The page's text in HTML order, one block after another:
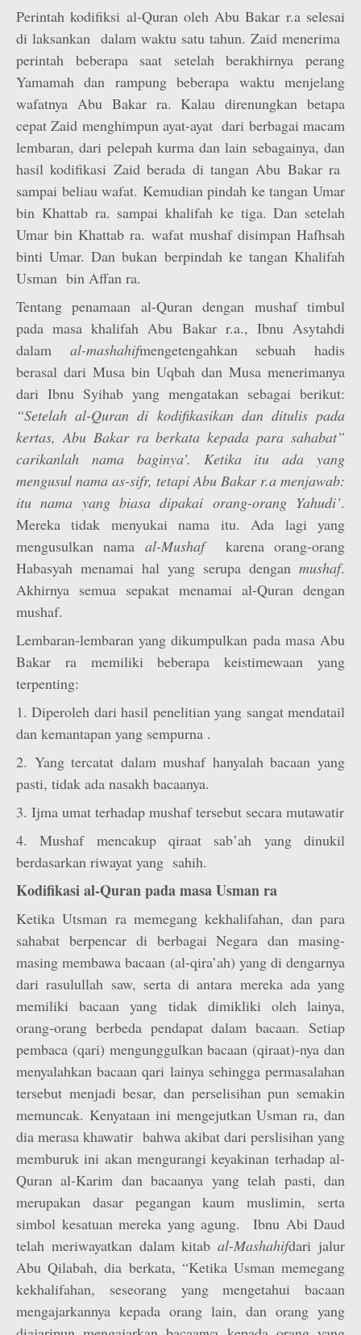
Perintah kodifiksi al-Quran oleh Abu Bakar r.a selesai
di laksankan dalam waktu satu tahun. Zaid menerima
perintah beberapa saat setelah berakhirnya perang
Yamamah dan rampung beberapa waktu menjelang
wafatnya Abu Bakar ra. Kalau direnungkan betapa
cepat Zaid menghimpun ayat-ayat dari berbagai macam
lembaran, dari pelepah kurma dan lain sebagainya, dan
hasil kodifikasi Zaid berada di tangan Abu Bakar ra
sampai beliau wafat. Kemudian pindah ke tangan Umar
bin Khattab ra. sampai khalifah ke tiga. Dan setelah
Umar bin Khattab ra. wafat mushaf disimpan Hafhsah
binti Umar. Dan bukan berpindah ke tangan Khalifah
Usman bin Affan ra.
Tentang penamaan al-Quran dengan mushaf timbul
pada masa khalifah Abu Bakar r.a., Ibnu Asytahdi
dalam al-mashahifmengetengahkan sebuah hadis
berasal dari Musa bin Uqbah dan Musa menerimanya
dari Ibnu Syihab yang mengatakan sebagai berikut:
“Setelah al-Quran di kodifikasikan dan ditulis pada
kertas, Abu Bakar ra berkata kepada para sahabat”
carikanlah nama baginya’. Ketika itu ada yang
mengusul nama as-sifr, tetapi Abu Bakar r.a menjawab:
itu nama yang biasa dipakai orang-orang Yahudi’.
Mereka tidak menyukai nama itu. Ada lagi yang
mengusulkan nama al-Mushafkarena orang-orang
Habasyah menamai hal yang serupa dengan mushaf.
Akhirnya semua sepakat menamai al-Quran dengan
mushaf.
Lembaran-lembaran yang dikumpulkan pada masa Abu
Bakar ra memiliki beberapa keistimewaan yang
terpenting:
1. Diperoleh dari hasil penelitian yang sangat mendatail
dan kemantapan yang sempurna .
2. Yang tercatat dalam mushaf hanyalah bacaan yang
pasti, tidak ada nasakh bacaanya.
3. Ijma umat terhadap mushaf tersebut secara mutawatir
4. Mushaf mencakup qiraat sab’ah yang dinukil
berdasarkan riwayat yang sahih.
Kodifikasi al-Quran pada masa Usman ra
Ketika Utsman ra memegang kekhalifahan, dan para
sahabat berpencar di berbagai Negara dan masing-
masing membawa bacaan (al-qira’ah) yang di dengarnya
dari rasulullah saw, serta di antara mereka ada yang
memiliki bacaan yang tidak dimikliki oleh lainya,
orang-orang berbeda pendapat dalam bacaan. Setiap
pembaca (qari) mengunggulkan bacaan (qiraat)-nya dan
menyalahkan bacaan qari lainya sehingga permasalahan
tersebut menjadi besar, dan perselisihan pun semakin
memuncak. Kenyataan ini mengejutkan Usman ra, dan
dia merasa khawatir bahwa akibat dari perslisihan yang
memburuk ini akan mengurangi keyakinan terhadap al-
Quran al-Karim dan bacaanya yang telah pasti, dan
merupakan dasar pegangan kaum muslimin, serta
simbol kesatuan mereka yang agung. Ibnu Abi Daud
telah meriwayatkan dalam kitabal-Mashahifdari jalur
Abu Qilabah, dia berkata, “Ketika Usman memegang
kekhalifahan, seseorang yang mengetahui bacaan
mengajarkannya kepada orang lain, dan orang yang